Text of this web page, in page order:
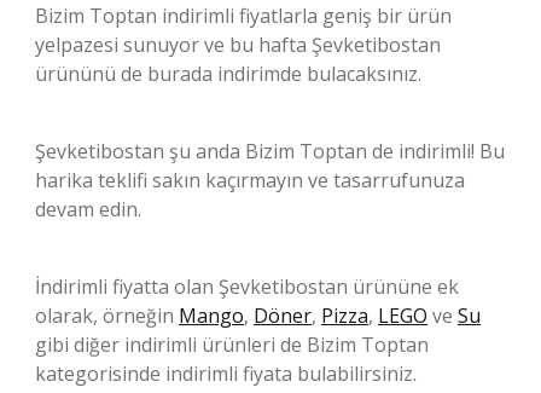
Bizim Toptan indirimli fiyatlarla geniş bir ürün
yelpazesi sunuyor ve bu hafta Şevketibostan
ürününü de burada indirimde bulacaksınız.
Şevketibostan şu anda Bizim Toptan de indirimli! Bu
harika teklifi sakın kaçırmayın ve tasarrufunuza
devam edin.
İndirimli fiyatta olan Şevketibostan ürününe ek
olarak, örneğin Mango, Döner, Pizza, LEGO ve Su
gibi diğer indirimli ürünleri de Bizim Toptan
kategorisinde indirimli fiyata bulabilirsiniz.